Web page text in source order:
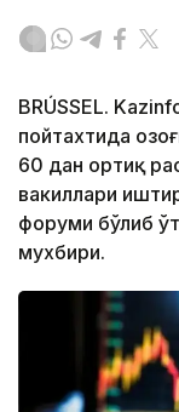
BRÚSSEL.
пойтахтида
60 дан ортиқ
вакиллари
форуми бўлиб
мухбири.